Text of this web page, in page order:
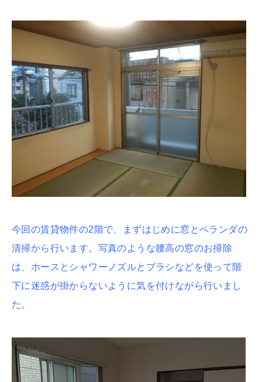
今回の賃貸物件の2階で、まずはじめに窓とベランダの
清掃から行います。写真のような腰高の窓のお掃除
は、ホースとシャワーノズルとブラシなどを使って階
下に迷惑が掛からないように気を付けながら行いまし
た。